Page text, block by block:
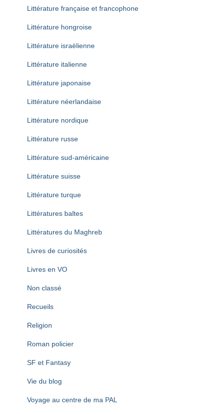
Littérature française et francophone
Littérature hongroise
Littérature israëlienne
Littérature italienne
Littérature japonaise
Littérature néerlandaise
Littérature nordique
Littérature russe
Littérature sud-américaine
Littérature suisse
Littérature turque
Littératures baltes
Littératures du Maghreb
Livres de curiosités
Livres en VO
Non classé
Recueils
Religion
Roman policier
SF et Fantasy
Vie du blog
Voyage au centre de ma PAL